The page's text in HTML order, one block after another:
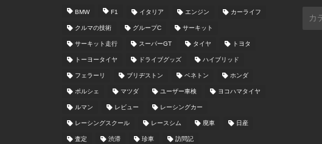
BMW F1 イタリア エンジン カーライフ
クルマの技術 グループC サーキット
サーキット走行 スーパーGT タイヤ トヨタ
トーヨータイヤ ドライブグッズ ハイブリッド
フェラーリ ブリヂストン ベネトン ホンダ
ポルシェ マツダ ユーザー車検 ヨコハマタイヤ
ルマン レビュー レーシングカー
レーシングスクール レースシム 廃車 日産
査定 渋滞 珍車 訪問記